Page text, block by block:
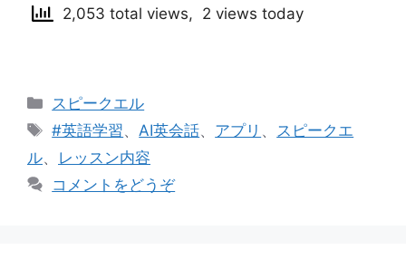
2,053 total views, 2 views today
カ
テ
ゴ
リ
ー
スピークエル
タ
グ
#英語学習、 AI英会話、 アプリ 、
スピークエ
ル、 レッスン内容
コメントをどうぞ